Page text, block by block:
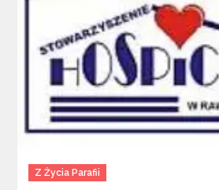
Z Życia Parafii